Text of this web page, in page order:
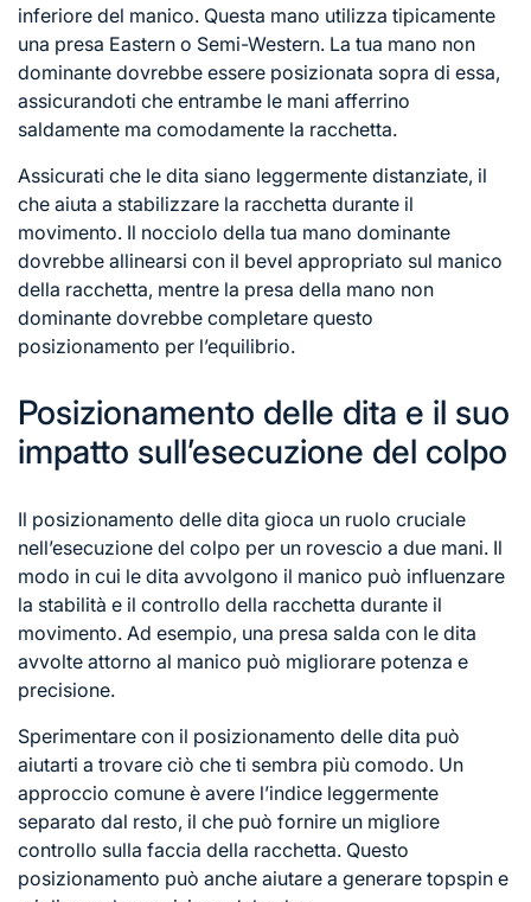
inferiore del manico. Questa mano utilizza tipicamente
una presa Eastern o Semi-Western. La tua mano non
dominante dovrebbe essere posizionata sopra di essa,
assicurandoti che entrambe le mani afferrino
saldamente ma comodamente la racchetta.
Assicurati che le dita siano leggermente distanziate, il
che aiuta a stabilizzare la racchetta durante il
movimento. Il nocciolo della tua mano dominante
dovrebbe allinearsi con il bevel appropriato sul manico
della racchetta, mentre la presa della mano non
dominante dovrebbe completare questo
posizionamento per l’equilibrio.
Posizionamento delle dita e il suo
impatto sull’esecuzione del colpo
Il posizionamento delle dita gioca un ruolo cruciale
nell’esecuzione del colpo per un rovescio a due mani. Il
modo in cui le dita avvolgono il manico può influenzare
la stabilità e il controllo della racchetta durante il
movimento. Ad esempio, una presa salda con le dita
avvolte attorno al manico può migliorare potenza e
precisione.
Sperimentare con il posizionamento delle dita può
aiutarti a trovare ciò che ti sembra più comodo. Un
approccio comune è avere l’indice leggermente
separato dal resto, il che può fornire un migliore
controllo sulla faccia della racchetta. Questo
posizionamento può anche aiutare a generare topspin e